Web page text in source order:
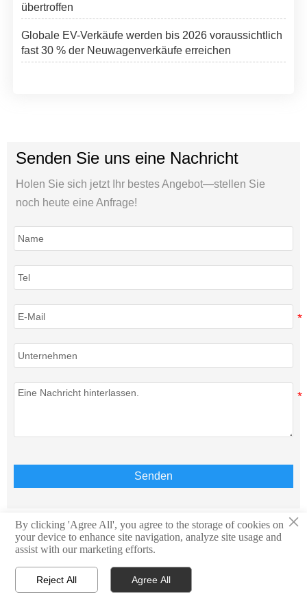
übertroffen
Globale EV-Verkäufe werden bis 2026 voraussichtlich
fast 30 % der Neuwagenverkäufe erreichen
Senden Sie uns eine Nachricht
Holen Sie sich jetzt Ihr bestes Angebot—stellen Sie
noch heute eine Anfrage!
Senden
Copyright © Teison Energy Technology Co.,Ltd. Alle
  
×
By clicking 'Agree All', you agree to the storage of cookies on
your device to enhance site navigation, analyze site usage and
assist with our marketing efforts.
Reject All Agree All